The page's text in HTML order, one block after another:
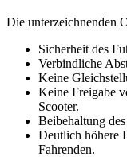
Die unterzeichnenden
Sicherheit des
Verbindliche
Keine
Keine Freigabe
Scooter.
Beibehaltung
Deutlich höhere
Fahrenden.